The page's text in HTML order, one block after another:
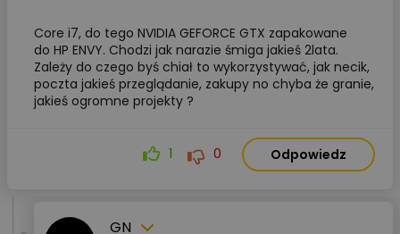
Core i7, do tego NVIDIA GEFORCE GTX zapakowane
do HP ENVY. Chodzi jak narazie śmiga jakieś 2lata.
Zależy do czego byś chiał to wykorzystywać, jak necik,
poczta jakieś przeglądanie, zakupy no chyba że granie,
jakieś ogromne projekty ?
1 0 Odpowiedz
GN